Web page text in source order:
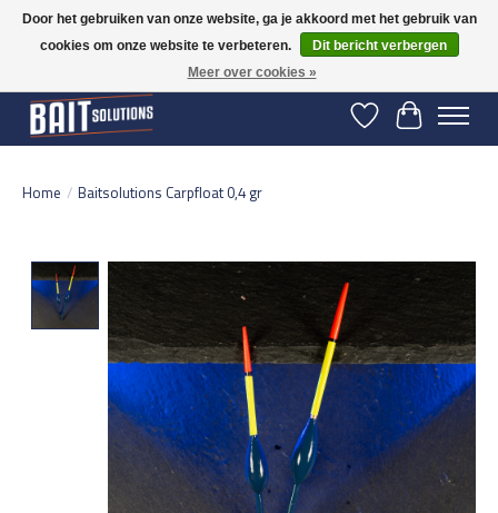
Gratis verzending vanaf 50 euro binnen NL | Op voorraad binnen 2-5 werkdagen
verzonden | België vanaf 70 euro gratis verzonden
Verlanglijst
Home / Baitsolutions Carpfloat 0,4 gr
Product image slideshow Items
Door het gebruiken van onze website, ga je akkoord met het gebruik van
cookies om onze website te verbeteren.
Dit bericht verbergen
Meer over cookies »